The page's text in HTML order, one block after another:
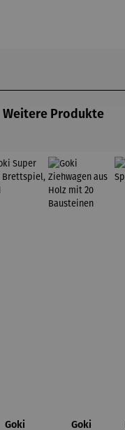
Weitere Produkte
Goki
Goki